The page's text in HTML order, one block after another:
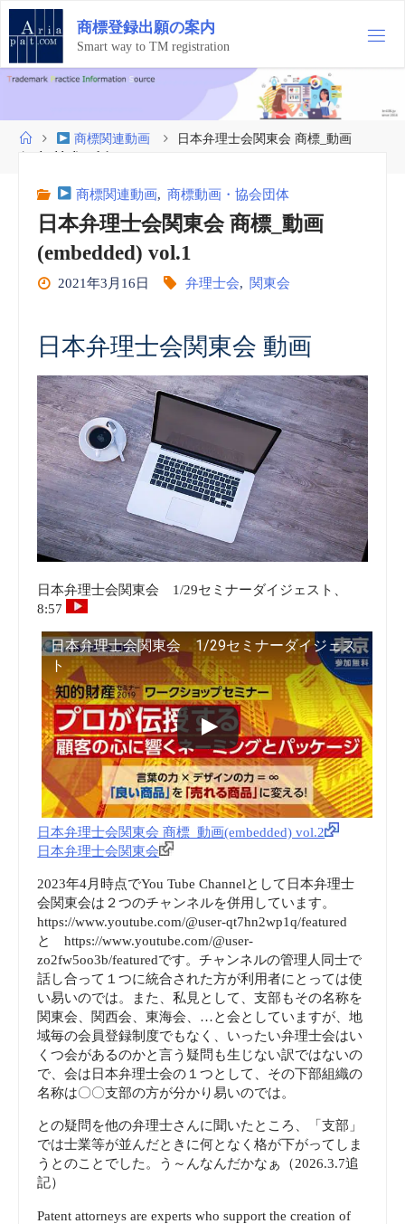
コ
テ
ン
ツ
ス
商標登録出願の案内
Smart way to TM registration
ホ
ー
商標関連動画
日本弁理士会関東会 商標_動画
(embedded) vol.1
商標関連動画, 商標動画・協会団体
日本弁理士会関東会 商標_動画
(embedded) vol.1
2021年3月16日 弁理士会, 関東会
日本弁理士会関東会 動画
日本弁理士会関東会 1/29セミナーダイジェスト、
8:57
日本弁理士会関東会 1/29セミナーダイジェス
ト
日本弁理士会関東会 商標_動画(embedded) vol.2
日本弁理士会関東会
2023年4月時点でYou Tube Channelとして日本弁理士
会関東会は２つのチャンネルを併用しています。
https://www.youtube.com/@user-qt7hn2wp1q/featured
と https://www.youtube.com/@user-
zo2fw5oo3b/featuredです。チャンネルの管理人同士で
話し合って１つに統合された方が利用者にとっては使
い易いのでは。また、私見として、支部もその名称を
関東会、関西会、東海会、…と会としていますが、地
域毎の会員登録制度でもなく、いったい弁理士会はい
くつ会があるのかと言う疑問も生じない訳ではないの
で、会は日本弁理士会の１つとして、その下部組織の
名称は〇〇支部の方が分かり易いのでは。
との疑問を他の弁理士さんに聞いたところ、「支部」
では士業等が並んだときに何となく格が下がってしま
うとのことでした。う～んなんだかなぁ（2026.3.7追
記）
Patent attorneys are experts who support the creation of